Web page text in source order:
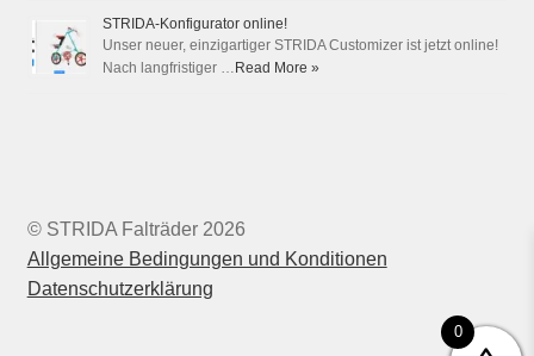
STRIDA-Konfigurator online!
Unser neuer, einzigartiger STRIDA Customizer ist jetzt online!
Nach langfristiger …Read More »
© STRIDA Falträder 2026
Allgemeine Bedingungen und Konditionen
Datenschutzerklärung
0